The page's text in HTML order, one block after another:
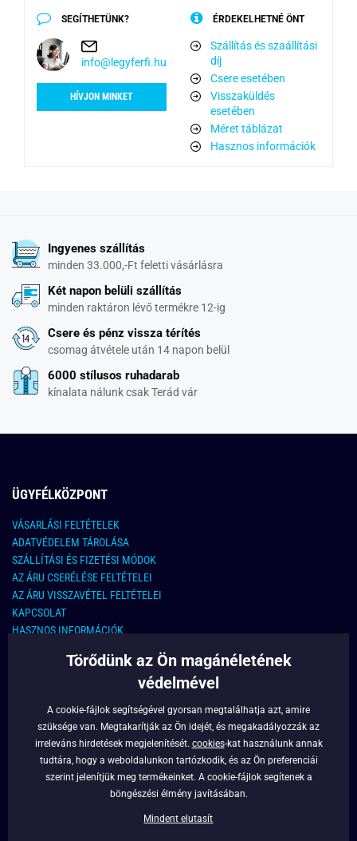
SEGÍTHETÜNK?
info@legyferfi.hu
HÍVJON MINKET
ÉRDEKELHETNÉ ÖNT
Szállítás és szaállítási
díj
Csere esetében
Visszaküldés
esetében
Méret táblázat
Hasznos információk
Ingyenes szállítás
minden 33.000,-Ft feletti vásárlásra
Két napon belüli szállítás
minden raktáron lévő termékre 12-ig
Csere és pénz vissza térítés
csomag átvétele után 14 napon belül
6000 stílusos ruhadarab
kínalata nálunk csak Terád vár
ÜGYFÉLKÖZPONT
VÁSARLÁSI FELTÉTELEK
ADATVÉDELEM TÁROLÁSA
SZÁLLÍTÁSI ÉS FIZETÉSI MÓDOK
AZ ÁRU CSERÉLÉSE FELTÉTELEI
AZ ÁRU VISSZAVÉTEL FELTÉTELEI
KAPCSOLAT
HASZNOS INFORMÁCIÓK
KAPCSOLAT
info@legyferfi.hu
FONTOS INFORMÁCIÓK
RÓLUNK
Törődünk az Ön magánéletének
védelmével
A cookie-fájlok segítségével gyorsan megtalálhatja azt, amire
szüksége van. Megtakarítják az Ön idejét, és megakadályozzák az
irreleváns hirdetések megjelenítését. cookies-kat használunk annak
tudtára, hogy a weboldalunkon tartózkodik, és az Ön preferenciái
szerint jelenítjük meg termékeinket. A cookie-fájlok segítenek a
böngészési élmény javításában.
Mindent elutasít